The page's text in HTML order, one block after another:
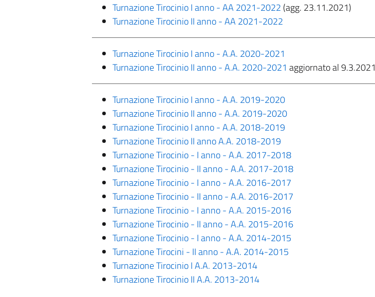
Turnazione Tirocinio I anno - AA 2021-2022 (agg. 23.11.2021)
Turnazione Tirocinio II anno - AA 2021-2022
Turnazione Tirocinio I anno - A.A. 2020-2021
Turnazione Tirocinio II anno - A.A. 2020-2021 aggiornato al 9.3.2021
Turnazione Tirocinio I anno - A.A. 2019-2020
Turnazione Tirocinio II anno - A.A. 2019-2020
Turnazione Tirocinio I anno - A.A. 2018-2019
Turnazione Tirocinio II anno A.A. 2018-2019
Turnazione Tirocinio - I anno - A.A. 2017-2018
Turnazione Tirocinio - II anno - A.A. 2017-2018
Turnazione Tirocinio - I anno - A.A. 2016-2017
Turnazione Tirocinio - II anno - A.A. 2016-2017
Turnazione Tirocinio - I anno - A.A. 2015-2016
Turnazione Tirocinio - II anno - A.A. 2015-2016
Turnazione Tirocinio - I anno - A.A. 2014-2015
Turnazione Tirocini - II anno - A.A. 2014-2015
Turnazione Tirocinio I A.A. 2013-2014
Turnazione Tirocinio II A.A. 2013-2014